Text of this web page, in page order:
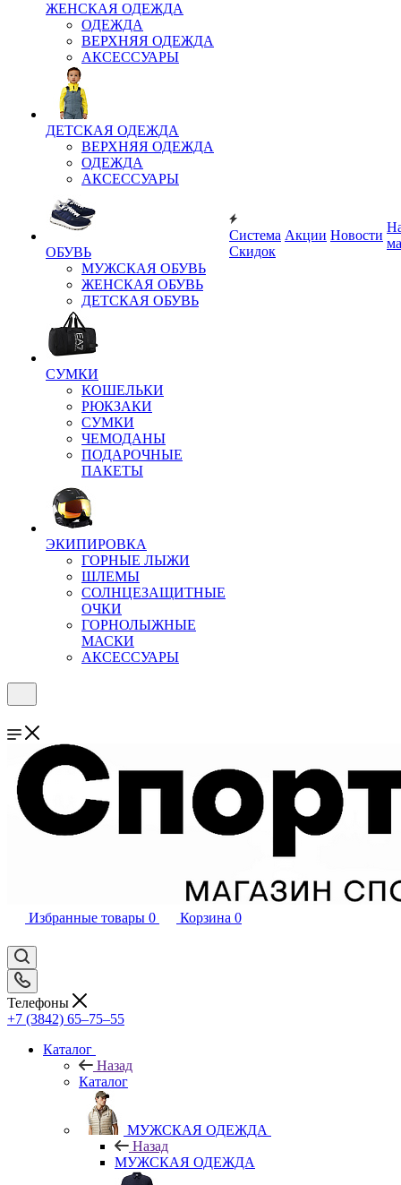
ЖЕНСКАЯ ОДЕЖДА
ОДЕЖДА
ВЕРХНЯЯ ОДЕЖДА
АКСЕССУАРЫ
ДЕТСКАЯ ОДЕЖДА
ВЕРХНЯЯ ОДЕЖДА
ОДЕЖДА
АКСЕССУАРЫ
ОБУВЬ
МУЖСКАЯ ОБУВЬ
ЖЕНСКАЯ ОБУВЬ
ДЕТСКАЯ ОБУВЬ
СУМКИ
КОШЕЛЬКИ
РЮКЗАКИ
СУМКИ
ЧЕМОДАНЫ
ПОДАРОЧНЫЕ
ПАКЕТЫ
ЭКИПИРОВКА
ГОРНЫЕ ЛЫЖИ
ШЛЕМЫ
СОЛНЦЕЗАЩИТНЫЕ
ОЧКИ
ГОРНОЛЫЖНЫЕ
МАСКИ
АКСЕССУАРЫ
Система
Скидок
Акции Новости
Избранные товары 0 Корзина 0
Телефоны
+7 (3842) 65–75–55
Каталог
Назад
Каталог
МУЖСКАЯ ОДЕЖДА
Назад
МУЖСКАЯ ОДЕЖДА